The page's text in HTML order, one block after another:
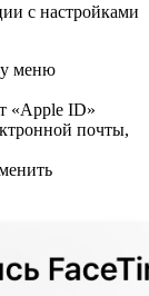
с настройками
меню
«Apple ID»
почты,